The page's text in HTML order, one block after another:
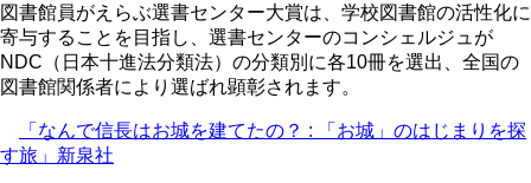
図書館員がえらぶ選書センター大賞は、学校図書館の活性化に
寄与することを目指し、選書センターのコンシェルジュが
NDC（日本十進法分類法）の分類別に各10冊を選出、全国の
図書館関係者により選ばれ顕彰されます。
「なんで信長はお城を建てたの？ :
「お城」のはじまりを探
す旅」新泉社